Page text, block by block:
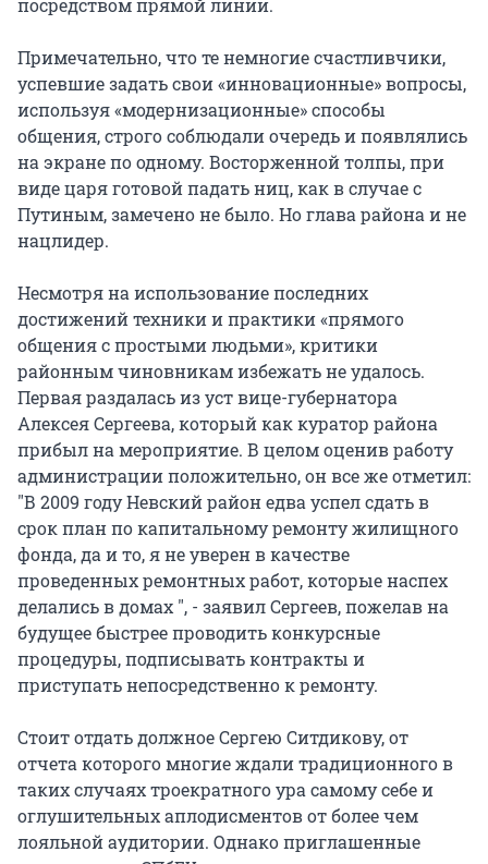
Примечательно, что те немногие счастливчики,
успевшие задать свои «инновационные» вопросы,
используя «модернизационные» способы
общения, строго соблюдали очередь и появлялись
на экране по одному. Восторженной толпы, при
виде царя готовой падать ниц, как в случае с
Путиным, замечено не было. Но глава района и не
нацлидер.
Несмотря на использование последних
достижений техники и практики «прямого
общения с простыми людьми», критики
районным чиновникам избежать не удалось.
Первая раздалась из уст вице-губернатора
Алексея Сергеева, который как куратор района
прибыл на мероприятие. В целом оценив работу
администрации положительно, он все же отметил:
"В 2009 году Невский район едва успел сдать в
срок план по капитальному ремонту жилищного
фонда, да и то, я не уверен в качестве
проведенных ремонтных работ, которые наспех
делались в домах ", - заявил Сергеев, пожелав на
будущее быстрее проводить конкурсные
процедуры, подписывать контракты и
приступать непосредственно к ремонту.
Стоит отдать должное Сергею Ситдикову, от
отчета которого многие ждали традиционного в
таких случаях троекратного ура самому себе и
оглушительных аплодисментов от более чем
лояльной аудитории. Однако приглашенные